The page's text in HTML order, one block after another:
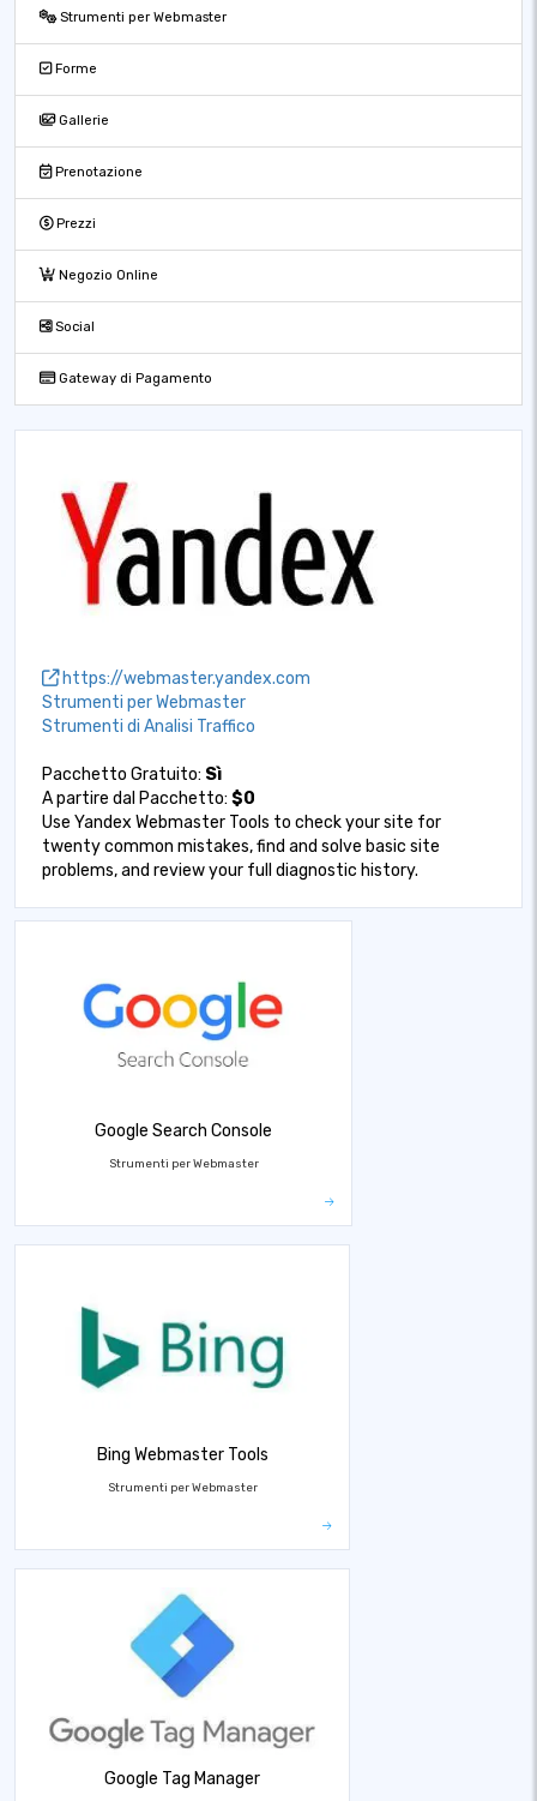
Strumenti per Webmaster
Forme
Gallerie
Prenotazione
Prezzi
Negozio Online
Social
Gateway di Pagamento
https://webmaster.yandex.com
Strumenti per Webmaster
Strumenti di Analisi Traffico
Pacchetto Gratuito: Sì
A partire dal Pacchetto: $0
Use Yandex Webmaster Tools to check your site for
twenty common mistakes, find and solve basic site
problems, and review your full diagnostic history.
Google Search Console
Strumenti per Webmaster
Bing Webmaster Tools
Strumenti per Webmaster
Google Tag Manager